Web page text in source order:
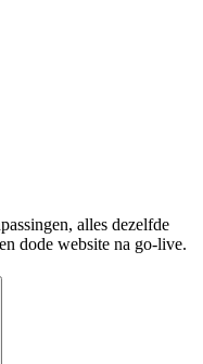
alles dezelfde
dode website na go-live.